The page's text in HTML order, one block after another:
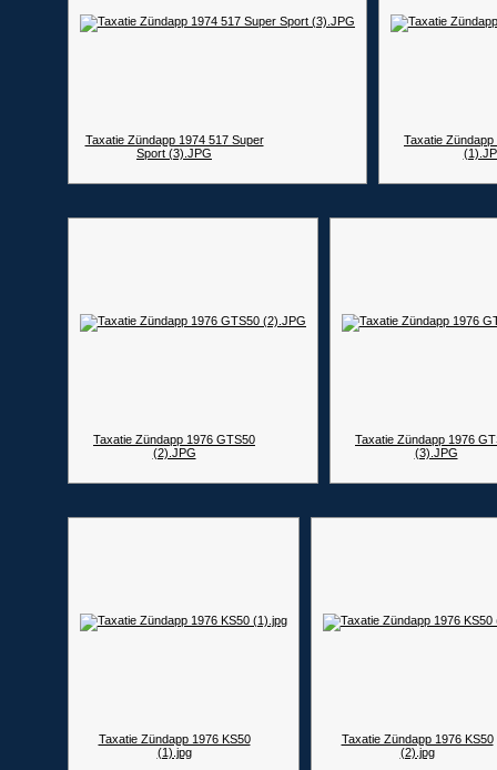
Taxatie Zündapp 1974 517 Super
Sport (3).JPG
Taxatie
Taxatie Zündapp 1976 GTS50
(2).JPG
Taxatie Zündapp 1976
(3).JPG
Taxatie Zündapp 1976 KS50
(1).jpg
Taxatie Zündapp 1976 KS50
(2).jpg